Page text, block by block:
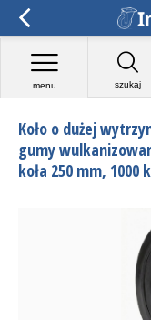
szukaj
menu
Koło o dużej
gumy
koła 250 mm, 1000